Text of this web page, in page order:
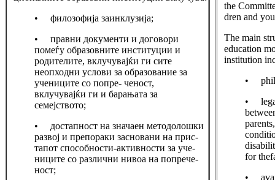
• филозофија заинклузија;
• правни документи и договори
помеѓу образовните институции и
родителите, вклучувајќи ги сите
неопходни услови за образование за
учениците со попре- ченост,
вклучувајќи ги и барањата за
семејството;
• достапност на значаен методолошки
развој и препораки засновани на прис-
тапот способности-активности за уче-
ниците со различни нивоа на попрече-
ност;
the
dren and
The main
education
institution
•
• legal
for
•